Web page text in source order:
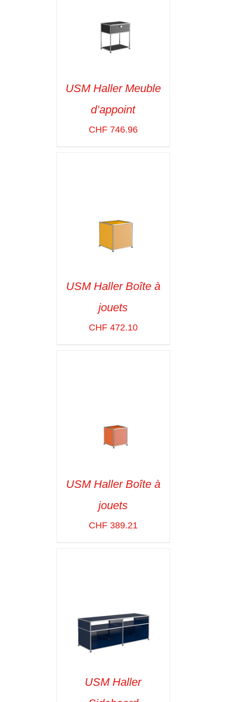
SELECT OPTIONS
VOIR LES
DÉTAILS
USM Haller Meuble
d’appoint
CHF746.96
SELECT OPTIONS
VOIR LES
DÉTAILS
USM Haller Boîte à
jouets
CHF472.10
SELECT OPTIONS
VOIR LES
DÉTAILS
USM Haller Boîte à
jouets
CHF389.21
USM Haller